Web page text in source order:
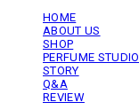
HOME
ABOUT US
SHOP
PERFUME STUDIO
STORY
Q&A
REVIEW